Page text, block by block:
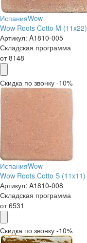
ИспанияWow
Wow Roots Cotto M (11x22)
Артикул: A1810-005
Складская программа
от8148
Скидка по звонку -10%
ИспанияWow
Wow Roots Cotto S (11x11)
Артикул: A1810-008
Складская программа
от6531
Скидка по звонку -10%